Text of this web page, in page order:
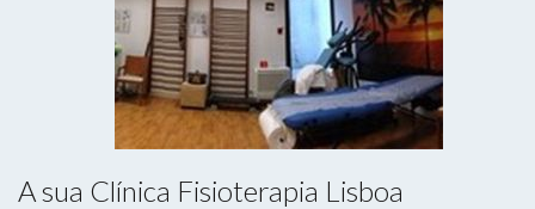
A sua Clínica Fisioterapia Lisboa